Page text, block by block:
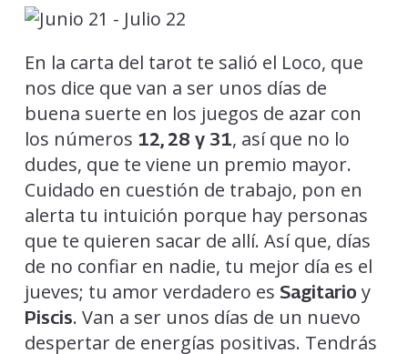
En la carta del tarot te salió el Loco, que
nos dice que van a ser unos días de
buena suerte en los juegos de azar con
los números 12, 28 y 31, así que no lo
dudes, que te viene un premio mayor.
Cuidado en cuestión de trabajo, pon en
alerta tu intuición porque hay personas
que te quieren sacar de allí. Así que, días
de no confiar en nadie, tu mejor día es el
jueves; tu amor verdadero es Sagitario y
Piscis. Van a ser unos días de un nuevo
despertar de energías positivas. Tendrás